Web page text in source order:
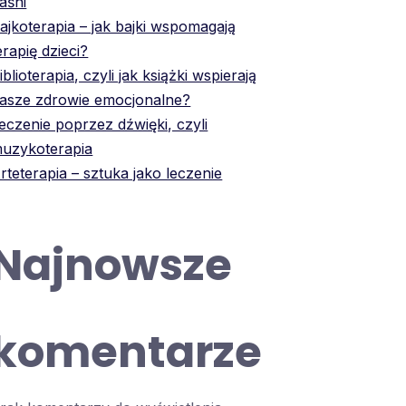
– jak bajki wspomagają
dzieci?
czyli jak książki wspierają
zdrowie emocjonalne?
poprzez dźwięki, czyli
– sztuka jako leczenie